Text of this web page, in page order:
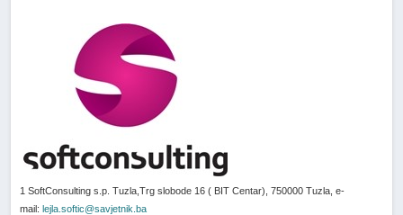
1 SoftConsulting s.p. Tuzla,Trg slobode 16 ( BIT Centar), 750000 Tuzla, e-
mail:lejla.softic@savjetnik.ba